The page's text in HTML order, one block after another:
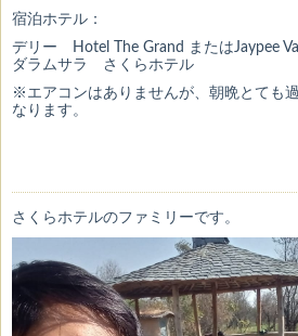
宿泊ホテル：
デリー Hotel The Grand またはJaypee
ダラムサラ さくらホテル
※エアコンはありませんが、朝晩とても
なります。
さくらホテルのファミリーです。